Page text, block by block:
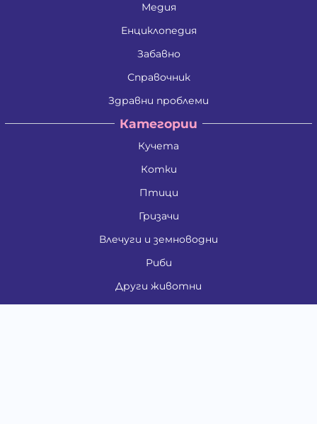
Медия
Енциклопедия
Забавно
Справочник
Здравни проблеми
Категории
Кучета
Котки
Птици
Гризачи
Влечуги и земноводни
Риби
Други животни